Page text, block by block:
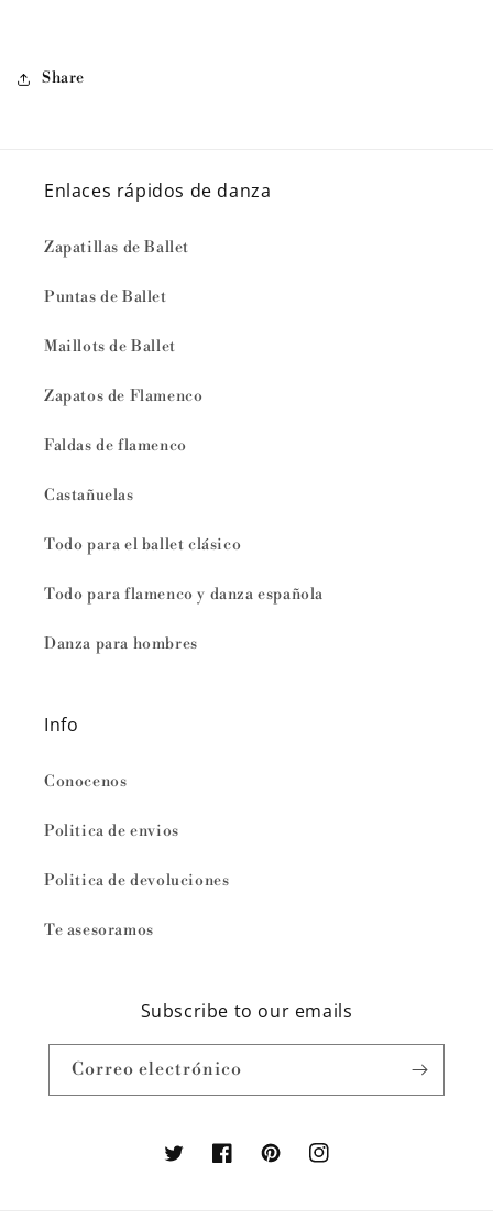
Share
Enlaces rápidos de danza
Zapatillas de Ballet
Puntas de Ballet
Maillots de Ballet
Zapatos de Flamenco
Faldas de flamenco
Castañuelas
Todo para el ballet clásico
Todo para flamenco y danza española
Danza para hombres
Info
Conocenos
Politica de envios
Politica de devoluciones
Te asesoramos
Subscribe to our emails
Correo electrónico
TwitterFacebookPinterestInstagram